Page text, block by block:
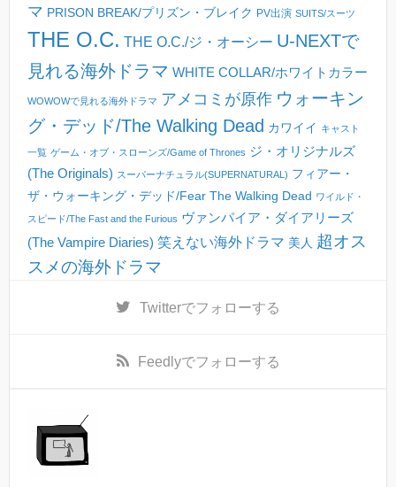
マ PRISON BREAK/プリズン・ブレイク PV出演 SUITS/スーツ
THE O.C. THE O.C./ジ・オーシー U-NEXTで
見れる海外ドラマ WHITE COLLAR/ホワイトカラー
WOWOWで見れる海外ドラマ アメコミが原作 ウォーキン
グ・デッド/The Walking Dead カワイイ キャスト
一覧 ゲーム・オブ・スローンズ/Game of Thrones ジ・オリジナルズ
(The Originals) スーパーナチュラル(SUPERNATURAL) フィアー・
ザ・ウォーキング・デッド/Fear The Walking Dead ワイルド・
スピード/The Fast and the Furious ヴァンパイア・ダイアリーズ
(The Vampire Diaries) 笑えない海外ドラマ 美人 超オス
スメの海外ドラマ
Twitterでフォローする
Feedlyでフォローする